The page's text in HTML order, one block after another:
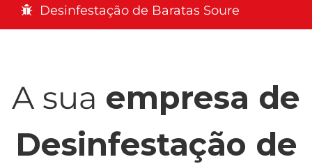
Desinfestação de Baratas Soure
A sua empresa de
Desinfestação de